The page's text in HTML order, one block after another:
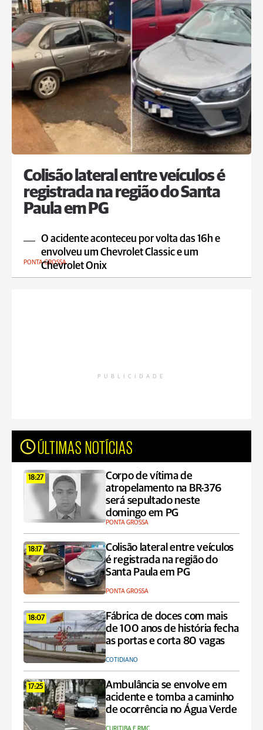
Colisão lateral entre veículos é
registrada na região do Santa
Paula em PG
O acidente aconteceu por volta das 16h e
envolveu um Chevrolet Classic e um
Chevrolet Onix
PONTA GROSSA
PUBLICIDADE
ÚLTIMAS NOTÍCIAS
18:27
Corpo de vítima de
atropelamento na BR-376
será sepultado neste
domingo em PG
PONTA GROSSA
18:17
Colisão lateral entre veículos
é registrada na região do
Santa Paula em PG
PONTA GROSSA
18:07
Fábrica de doces com mais
de 100 anos de história fecha
as portas e corta 80 vagas
COTIDIANO
17:25
Ambulância se envolve em
acidente e tomba a caminho
de ocorrência no Água Verde
CURITIBA E RMC